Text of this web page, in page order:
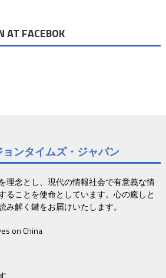
AT FACEBOK
ンタイムズ・ジャパン
理念とし、現代の情報社会で有意義な情
ることを使命としています。心の癒しと
み解く鍵をお届けいたします。
on China